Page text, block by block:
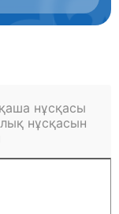
нұсқасы
нұсқасын